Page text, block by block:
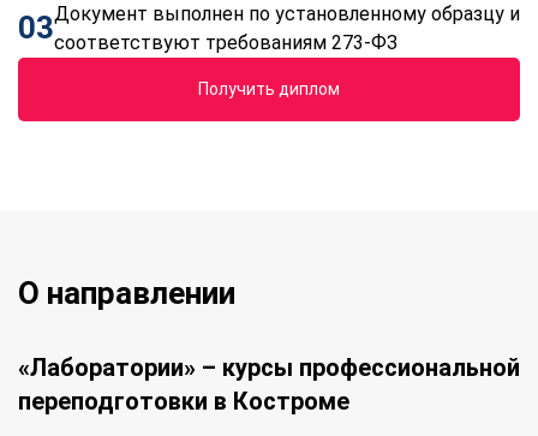
03Документ выполнен по установленному образцу и
соответствуют требованиям 273-ФЗ
Получить диплом
О направлении
«Лаборатории» – курсы профессиональной
переподготовки в Костроме